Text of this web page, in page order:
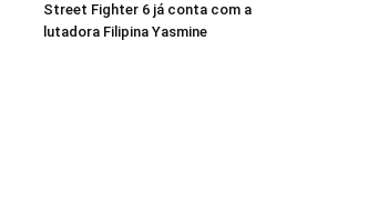
Street Fighter 6 já conta com a
lutadora Filipina Yasmine